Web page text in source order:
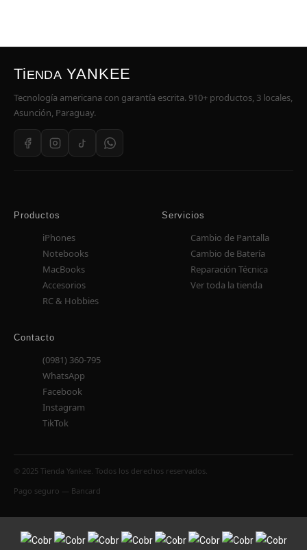
TiENDA YANKEE
Tecnología americana con garantía escrita. 910+ productos, 3 locales,
Asunción, Paraguay.
Productos
iPhones
Notebooks
MacBooks
Accesorios
RC & Hobbies
Servicios
Cambio de Pantalla
Cambio de Batería
Reparación Técnica
Ver toda la tienda
Contacto
(0981) 360-795
WhatsApp
Facebook
Instagram
TikTok
© 2025 Tienda Yankee. Todos los derechos reservados.
Pago seguro — Bancard